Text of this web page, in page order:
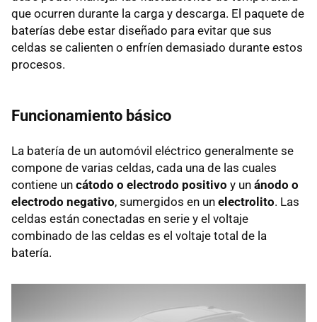
que ocurren durante la carga y descarga. El paquete de
baterías debe estar diseñado para evitar que sus
celdas se calienten o enfríen demasiado durante estos
procesos.
Funcionamiento básico
La batería de un automóvil eléctrico generalmente se
compone de varias celdas, cada una de las cuales
contiene un cátodo o electrodo positivo y un ánodo o
electrodo negativo, sumergidos en un electrolito. Las
celdas están conectadas en serie y el voltaje
combinado de las celdas es el voltaje total de la
batería.